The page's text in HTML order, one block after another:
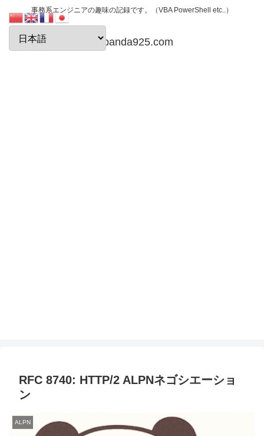
事務系エンジニアの趣味の記録です。（VBA PowerShell etc..）
papanda925.com
RFC 8740: HTTP/2 ALPNネゴシエーショ
ン
ALPN